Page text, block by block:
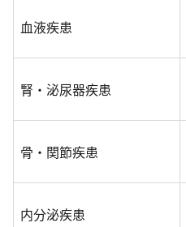
血液疾患
腎・泌尿器疾患
骨・関節疾患
内分泌疾患